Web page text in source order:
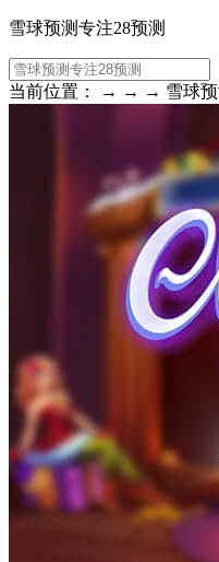
雪球预测专注28预测
当前位置： → → → 雪球预